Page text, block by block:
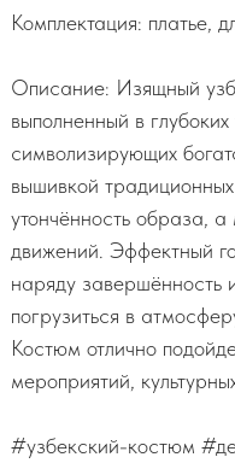
Комплектация: платье,
Описание: Изящный
выполненный в
символизирующих
вышивкой
утончённость образа,
движений. Эффектный
наряду завершённость
погрузиться в
Костюм отлично
мероприятий,
#узбекский-костюм